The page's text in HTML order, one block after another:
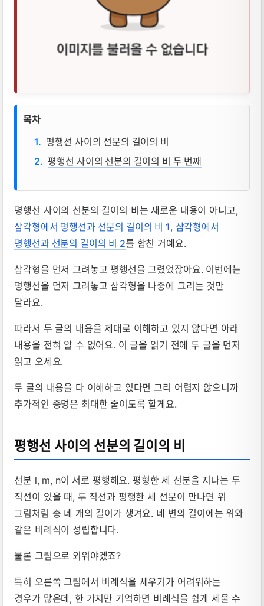
평행선 사이의 선분의 길이의 비 뜻, 성
목차
평행선 사이의 선분의 길이의 비
평행선 사이의 선분의 길이의 비 두 번째
평행선 사이의 선분의 길이의 비는 새로운 내용이 아니고,
삼각형에서 평행선과 선분의 길이의 비 1, 삼각형에서
평행선과 선분의 길이의 비 2를 합친 거예요.
삼각형을 먼저 그려놓고 평행선을 그렸었잖아요. 이번에는
평행선을 먼저 그려놓고 삼각형을 나중에 그리는 것만
달라요.
따라서 두 글의 내용을 제대로 이해하고 있지 않다면 아래
내용을 전혀 알 수 없어요. 이 글을 읽기 전에 두 글을 먼저
읽고 오세요.
두 글의 내용을 다 이해하고 있다면 그리 어렵지 않으니까
추가적인 증명은 최대한 줄이도록 할게요.
평행선 사이의 선분의 길이의 비
선분 l, m, n이 서로 평행해요. 평형한 세 선분을 지나는 두
직선이 있을 때, 두 직선과 평행한 세 선분이 만나면 위
그림처럼 총 네 개의 길이가 생겨요. 네 변의 길이에는 위와
같은 비례식이 성립합니다.
물론 그림으로 외워야겠죠?
특히 오른쪽 그림에서 비례식을 세우기가 어려워하는
경우가 많은데, 한 가지만 기억하면 비례식을 쉽게 세울 수